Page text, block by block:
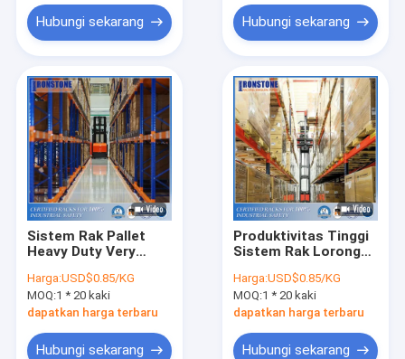
Sistem Racking Pallet Selektif
Rak Pallet Tetesan Air Mata
Sistem Rak Kantilever
Memilih Rak
Platform Mezanin
Sistem Rak Antar-Jemput Radio
Sistem Racking Lorong Sangat Sempit
Drive Dalam Sistem Racking
Hubungi sekarang Hubungi sekarang
Sistem Rak Pallet
Heavy Duty Very
Untuk Penyimpanan
Otomotif
Harga:USD$0.85/KG
MOQ:1 * 20 kaki
dapatkan harga terbaru
Hubungi sekarang
Produktivitas Tinggi
Sistem Rak Lorong
dengan Harga Murah
Harga:USD$0.85/KG
MOQ:1 * 20 kaki
dapatkan harga terbaru
Hubungi sekarang